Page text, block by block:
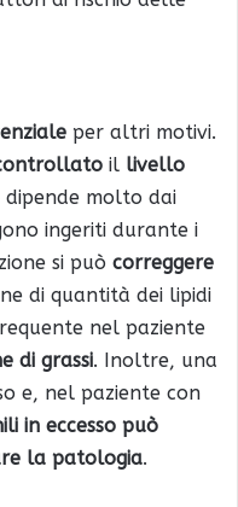
per altri motivi.
il livello
dipende molto dai
ingeriti durante i
si può correggere
di quantità dei lipidi
nel paziente
di grassi. Inoltre, una
e, nel paziente con
in eccesso può
la patologia.